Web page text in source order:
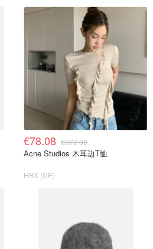
€78.08 €372.00
Acne Studios 木耳边T恤
HBX (DE)